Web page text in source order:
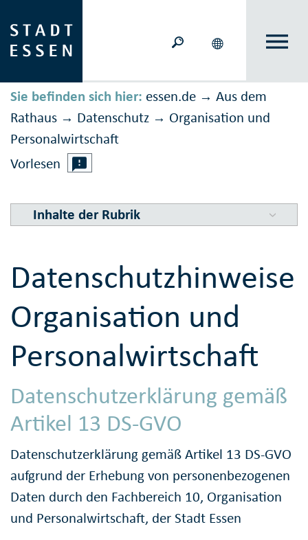
Sie befinden sich hier: essen.de → Aus dem
Rathaus → Daten­schutz → Organisation und
Personalwirtschaft
Vorlesen
Inhalte der Rubrik
Datenschutzhinweise
Organisation und
Personalwirtschaft
Datenschutzerklärung gemäß
Artikel 13 DS-GVO
Datenschutzerklärung gemäß Artikel 13 DS-GVO
aufgrund der Erhebung von personenbezogenen
Daten durch den Fachbereich 10, Organisation
und Personalwirtschaft, der Stadt Essen